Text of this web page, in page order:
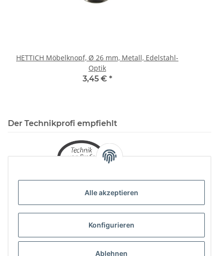
Alle akzeptieren
Konfigurieren
Ablehnen
HETTICH Möbelknopf, Ø 26 mm, Metall, Edelstahl-
Optik
3,45 € *
Der Technikprofi empfiehlt